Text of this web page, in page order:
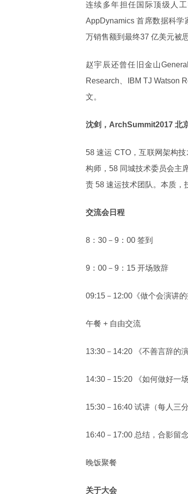
连续多年担任国际顶级人
AppDynamics 首席数据科
万销售额到最终37 亿美元被
赵宇辰还曾任旧金山
Research、IBM TJ Watson
文。
沈剑，ArchSummit2017 北
58 速运 CTO，互联网架构
构师，58 同城技术委员会主
责 58 速运技术团队。本质，
交流会日程
8：30－9：00 签到
9：00－9：15 开场致辞
09:15－12:00《做个会演讲
午餐 + 自由交流
13:30－14:20 《不善言辞
14:30－15:20 《如何做好一
15:30－16:40 试讲（每人三
16:40－17:00 总结，合影留念
晚饭聚餐
关于大会